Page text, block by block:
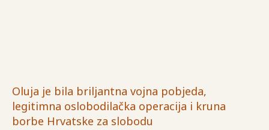
Oluja je bila briljantna vojna pobjeda,
legitimna oslobodilačka operacija i kruna
borbe Hrvatske za slobodu